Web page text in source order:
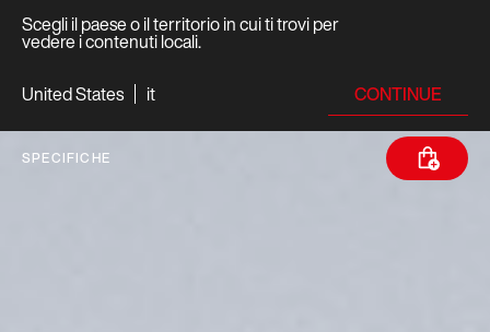
Scegli il paese o il territorio in cui ti trovi per
vedere i contenuti locali.
United States
it CONTINUE
SPECIFICHE